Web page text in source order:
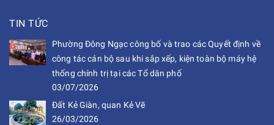
TIN TỨC
Phường Đông Ngạc công bố và trao các Quyết định về
công tác cán bộ sau khi sắp xếp, kiện toàn bộ máy hệ
thống chính trị tại các Tổ dân phố
03/07/2026
Đất Kẻ Giàn, quan Kẻ Vẽ
26/03/2026